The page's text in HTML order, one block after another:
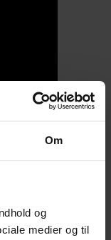
Om
og
medier og til